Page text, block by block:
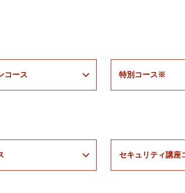
コース 特別コース※
セキュリティ講座